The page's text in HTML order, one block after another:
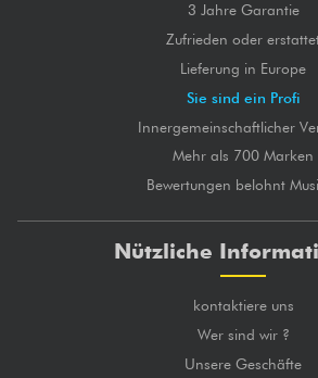
3 Jahre Garantie
Zufrieden oder
Lieferung in Europe
Sie sind ein Profi
Innergemeinschaftlicher
Mehr als 700 Marken
Bewertungen belohnt
Nützliche
kontaktiere uns
Wer sind wir ?
Unsere Geschäfte